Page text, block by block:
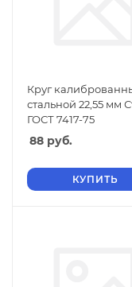
Круг
стальной 22,55 мм
ГОСТ 7417-75
88 руб.
КУПИТЬ